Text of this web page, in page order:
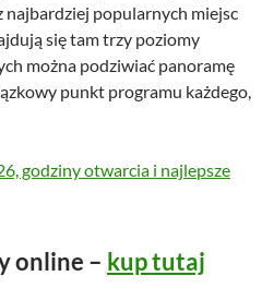
najbardziej popularnych miejsc
się tam trzy poziomy
można podziwiać panoramę
punkt programu każdego,
godziny otwarcia i najlepsze
online – kup tutaj